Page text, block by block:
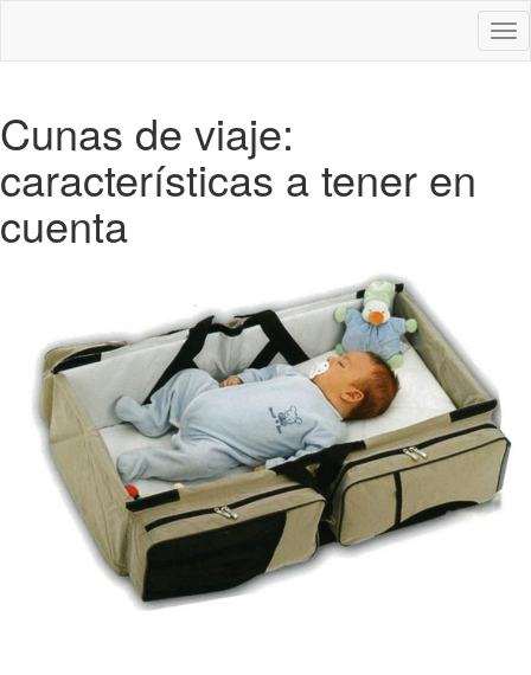
Cunas de viaje:
características a tener en
cuenta